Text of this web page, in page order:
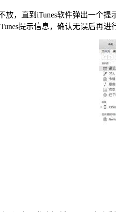
放，直到iTunes软件弹出一个
提示信息，确认无误后再进